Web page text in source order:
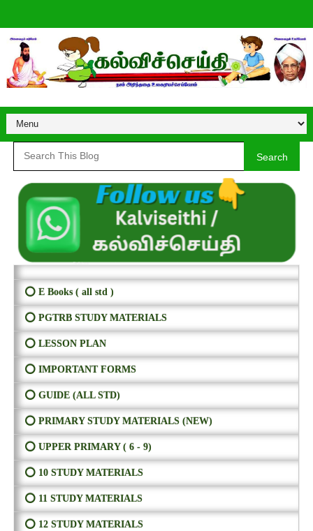
Search
⭕ E Books ( all std )
⭕ PGTRB STUDY MATERIALS
⭕ LESSON PLAN
⭕ IMPORTANT FORMS
⭕ GUIDE (ALL STD)
⭕ PRIMARY STUDY MATERIALS (NEW)
⭕ UPPER PRIMARY ( 6 - 9)
⭕ 10 STUDY MATERIALS
⭕ 11 STUDY MATERIALS
⭕ 12 STUDY MATERIALS